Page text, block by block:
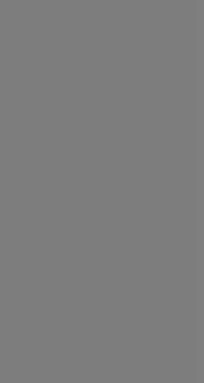
support